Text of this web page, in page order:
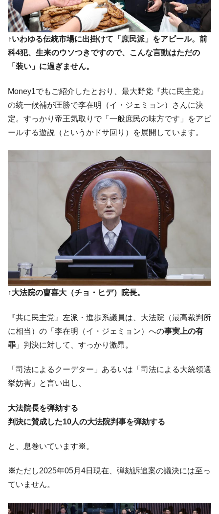
い「50.5％」に上昇
『Money1』
韓国大統領府ボンクラ政策室長が告発され
た ⇒ 国家が行った恐るべき株価操作であり、空前の国政壟
断
韓国･警察職員が「丸刈りになって抗議活
動」
『Money1』
中国だけが鉄鋼輸出を異常増加させる ⇒ 中
国の過剰生産が世界を蝕む。
韓国製造業「半導体絶好調」のウラで他業
種は全般的「不調」⇒ PSIが示す現況は決して良くない。
ン』1人当たり賠償10万ウォンを認定 ⇒ 総額3兆7,000億
韓国で猛暑。南東部では干ばつ
韓国型イージス搭載の次世代駆逐艦
「KDDX」1番艦、2032年竣工と公示
【対日本円】ウォン安が急進！ 日米の協調
に韓国がいっちょがみしたのでは。
韓国政府『BYD』車への補助金を全廃 ⇒ 実
は韓国で『BYD』車は売れている。6カ月で対前年同期比
『Money1』
在韓米国大使スティールが着韓！⇒ さっそ
く空港に詰めかけ「出て行け！」「極右勢力」のプラカー
ドを掲げる「在韓反米勢力」
『Money1』
韓国政府「2035年までに18.4GW規模のAIデ
ータセンター整備」⇒ だから無理だってば。
『Money1』
JPモルガン「韓国レバレッジETFの清算は
ほぼ終わった」
『Money1』
韓国『国民年金公団』株価暴落で200兆蒸
発。
ャンペーン」⇒ あの名物教授も登場！
『Money1』
韓国「橋が落ちました」⇒ 耐久性「なさす
『Money1』
韓国鉄鋼最大手『POSCO』ズブズブ沈む。
『Money1』
米国下院「韓国の公務員個人をターゲット
にぶん殴る法案」提出！⇒ クーパン問題は合衆国企業に対
↑いわゆる伝統市場に出掛けて「庶民派」をアピール。前
科4犯、生来のウソつきですので、こんな言動はただの
「装い」に過ぎません。
Money1でもご紹介したとおり、最大野党『共に民主党』
の統一候補が圧勝で李在明（イ・ジェミョン）さんに決
定。すっかり帝王気取りで「一般庶民の味方です」をアピ
ールする遊説（というかドサ回り）を展開しています。
↑大法院の曺喜大（チョ・ヒデ）院長。
『共に民主党』左派・進歩系議員は、大法院（最高裁判所
に相当）の「李在明（イ・ジェミョン）への事実上の有
罪 」判決に対して、すっかり激昂。
「司法によるクーデター」あるいは「司法による大統領選
挙妨害」と言い出し、
大法院長を弾劾する
判決に賛成した10人の大法院判事を弾劾する
と、息巻いています※。
※ただし2025年05月4日現在、弾劾訴追案の議決には至っ
ていません。